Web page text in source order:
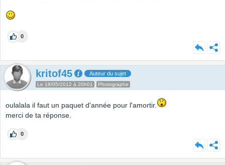
0
kritof45 Auteur du sujet
Le 18/05/2012 à 20h01 Photographe
oulalala il faut un paquet d'année pour l'amortir.
merci de ta réponse.
0